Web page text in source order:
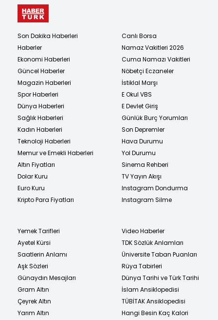
Son Dakika Haberleri
Haberler
Ekonomi Haberleri
Güncel Haberler
Magazin Haberleri
Spor Haberleri
Dünya Haberleri
Sağlık Haberleri
Kadın Haberleri
Teknoloji Haberleri
Memur ve Emekli Haberleri
Altın Fiyatları
Dolar Kuru
Euro Kuru
Kripto Para Fiyatları
Canlı Borsa
Namaz Vakitleri 2026
Cuma Namazı Vakitleri
Nöbetçi Eczaneler
İstiklal Marşı
E Okul VBS
E Devlet Giriş
Günlük Burç Yorumları
Son Depremler
Hava Durumu
Yol Durumu
Sinema Rehberi
TV Yayın Akışı
Instagram Dondurma
Instagram Silme
Yemek Tarifleri
Ayetel Kürsi
Saatlerin Anlamı
Aşk Sözleri
Günaydın Mesajları
Gram Altın
Çeyrek Altın
Yarım Altın
Video Haberler
TDK Sözlük Anlamları
Üniversite Taban Puanları
Rüya Tabirleri
Dünya Tarihi ve Türk Tarihi
İslam Ansiklopedisi
TÜBİTAK Ansiklopedisi
Hangi Besin Kaç Kalori